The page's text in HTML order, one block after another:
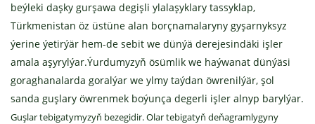
beýleki daşky gurşawa degişli ylalaşyklary tassyklap,
Türkmenistan öz üstüne alan borçnamalaryny gyşarnyksyz
ýerine ýetirýär hem-de sebit we dünýä derejesindäki işler
amala aşyrylýar.Ýurdumyzyň ösümlik we haýwanat dünýäsi
goraghanalarda goralýar we ylmy taýdan öwrenilýär, şol
sanda guşlary öwrenmek boýunça degerli işler alnyp barylýar.
Guşlar tebigatymyzyň bezegidir. Olar tebigatyň deňagramlygyny